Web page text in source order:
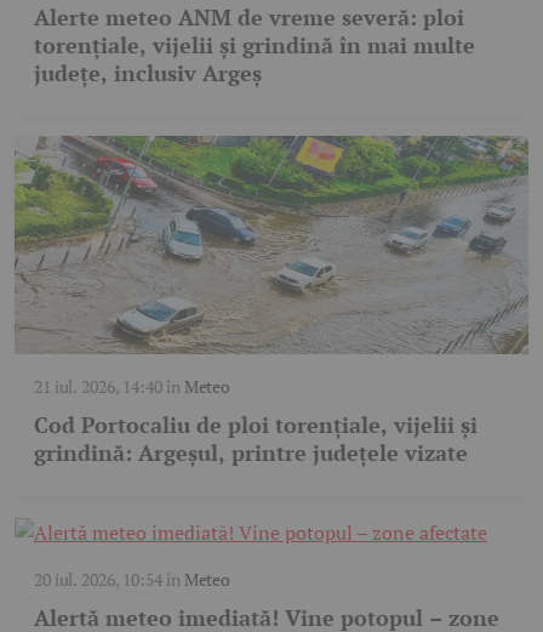
Alerte meteo ANM de vreme severă: ploi
torențiale, vijelii și grindină în mai multe
județe, inclusiv Argeș
21 iul. 2026, 14:40în Meteo
Cod Portocaliu de ploi torențiale, vijelii și
grindină: Argeșul, printre județele vizate
20 iul. 2026, 10:54în Meteo
Alertă meteo imediată! Vine potopul – zone